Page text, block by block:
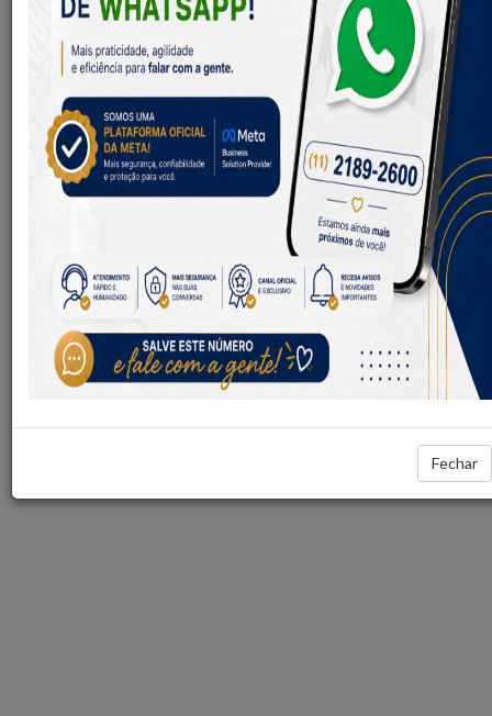
98% de nossos clientes apontam o atendimento como o
ponto forte do nosso trabalho.
Para isso cada Gerente de Atendimento é assessorado
diretamente por um Assistente e possuem uma limitada
carteira de clientes, onde ao Gerente cabe o atendimento
direto ao Síndico (e demais membros da administração interna
do edifício) e ao Assistente o atendimento das dúvidas e
necessidades dos condôminos, trazendo maior rapidez no
No intuito de nos adaptarmos ao dinamismo de cada cliente, o
atendimento pode ser realizado pessoalmente, via telefone ou
via internet (mediante login e senha individual). Mantemos
uma linha direta de comunicação, agilizando a comunicação e
atendimento ao seu condomínio.
Fechar